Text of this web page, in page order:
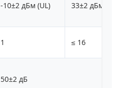
-10±2 дБм (UL) 33±2 дБм (DL)
1 ≤ 16
50±2 дБ